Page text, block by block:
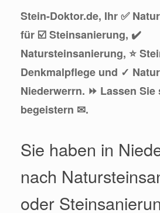
Stein-Doktor.de, Ihr ✅
für ☑️ Steinsanierung, ✔️
Natursteinsanierung, ⭐
Denkmalpflege und ✓
Niederwerrn. ⏩ Lassen
begeistern ✉.
Sie haben in
nach
oder